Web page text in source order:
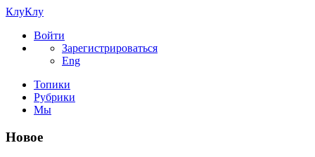
КлуКлу
Войти
Зарегистрироваться
Eng
Топики
Рубрики
Мы
Новое